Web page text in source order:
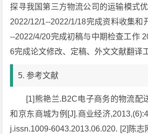
探寻我国第三方物流公司的运输模式优
2022/12/1--2022/1/18完成资料收集和
--2022/4/20完成初稿与中期检查工作
6完成论文修改、定稿、外文文献翻译
5. 参考文献
[1]熊艳兰.B2C电子商务的物流配
和京东商城为例[J].商业经济
j.issn.1009-6043.2013.06.020. [2]陈